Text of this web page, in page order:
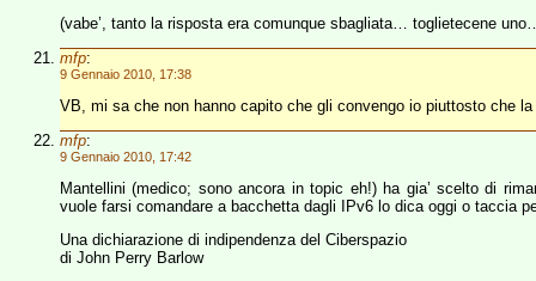
(vabe’, tanto la risposta era comunque sbagliata… toglietecene
mfp:
9 Gennaio 2010, 17:38
VB, mi sa che non hanno capito che gli convengo io piuttosto che
mfp:
9 Gennaio 2010, 17:42
Mantellini (medico; sono ancora in topic eh!) ha gia’ scelto di
vuole farsi comandare a bacchetta dagli IPv6 lo dica oggi o taccia
Una dichiarazione di indipendenza del Ciberspazio
di John Perry Barlow